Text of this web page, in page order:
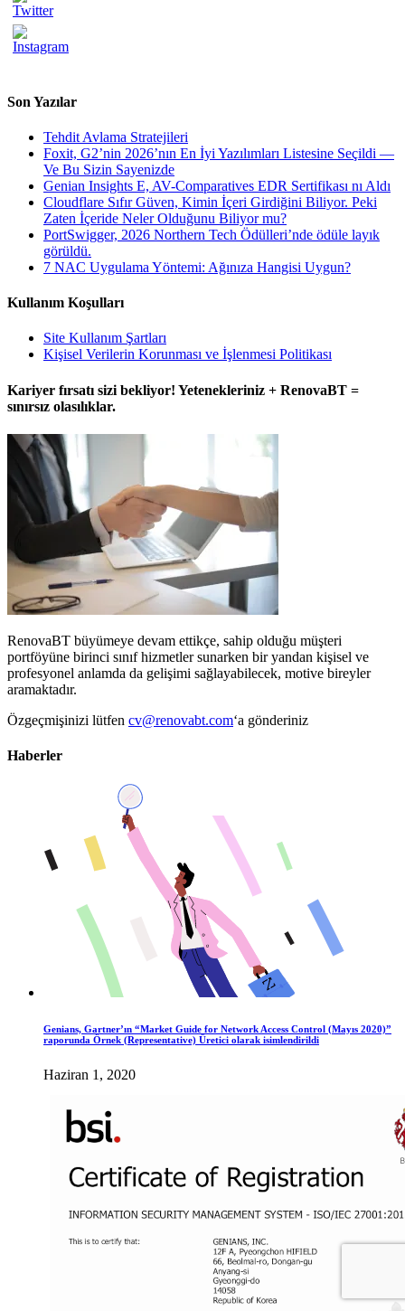
Son Yazılar
Tehdit Avlama Stratejileri
Foxit, G2’nin 2026’nın En İyi Yazılımları Listesine Seçildi —
Ve Bu Sizin Sayenizde
Genian Insights E, AV-Comparatives EDR Sertifikası nı Aldı
Cloudflare Sıfır Güven, Kimin İçeri Girdiğini Biliyor. Peki
Zaten İçeride Neler Olduğunu Biliyor mu?
PortSwigger, 2026 Northern Tech Ödülleri’nde ödüle layık
görüldü.
7 NAC Uygulama Yöntemi: Ağınıza Hangisi Uygun?
Kullanım Koşulları
Site Kullanım Şartları
Kişisel Verilerin Korunması ve İşlenmesi Politikası
Kariyer fırsatı sizi bekliyor! Yetenekleriniz + RenovaBT =
sınırsız olasılıklar.
RenovaBT büyümeye devam ettikçe, sahip olduğu müşteri
portföyüne birinci sınıf hizmetler sunarken bir yandan kişisel ve
profesyonel anlamda da gelişimi sağlayabilecek, motive bireyler
aramaktadır.
Özgeçmişinizi lütfen cv@renovabt.com‘a gönderiniz
Haberler
Genians, Gartner’ın “Market Guide for Network Access Control (Mayıs 2020)”
raporunda Örnek (Representative) Üretici olarak isimlendirildi
Haziran 1, 2020